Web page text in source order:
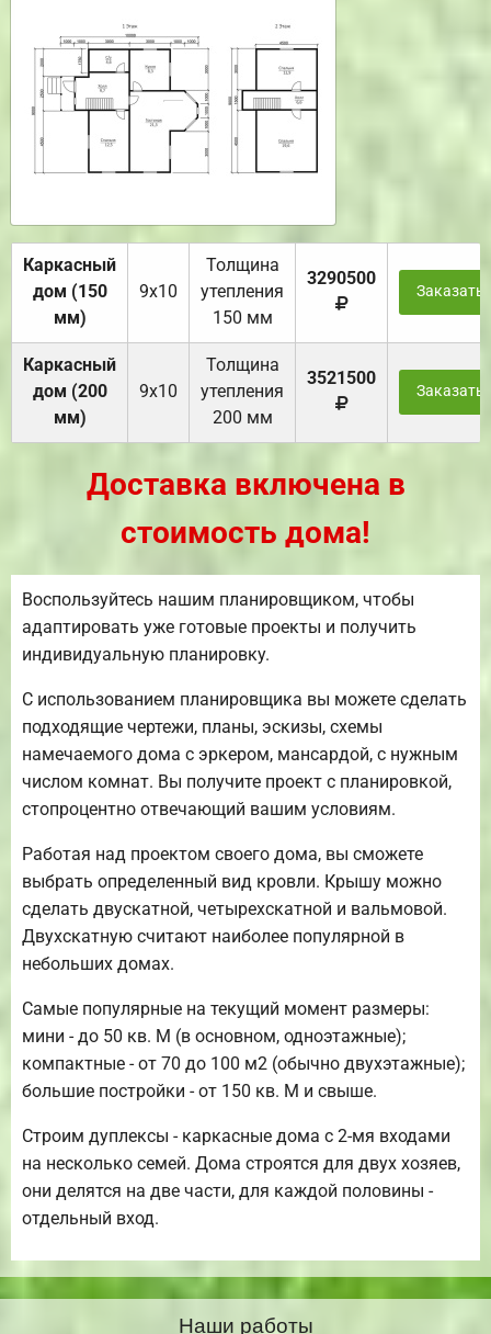
Каркасный
дом (150
мм)
9х10
Толщина
утепления
150 мм
3290500
Заказать
Каркасный
дом (200
мм)
9х10
Толщина
утепления
200 мм
3521500
Заказать
Доставка включена в
стоимость дома!
Воспользуйтесь нашим планировщиком, чтобы
адаптировать уже готовые проекты и получить
индивидуальную планировку.
С использованием планировщика вы можете сделать
подходящие чертежи, планы, эскизы, схемы
намечаемого дома с эркером, мансардой, с нужным
числом комнат. Вы получите проект с планировкой,
стопроцентно отвечающий вашим условиям.
Работая над проектом своего дома, вы сможете
выбрать определенный вид кровли. Крышу можно
сделать двускатной, четырехскатной и вальмовой.
Двухскатную считают наиболее популярной в
небольших домах.
Самые популярные на текущий момент размеры:
мини - до 50 кв. М (в основном, одноэтажные);
компактные - от 70 до 100 м2 (обычно двухэтажные);
большие постройки - от 150 кв. М и свыше.
Строим дуплексы - каркасные дома с 2-мя входами
на несколько семей. Дома строятся для двух хозяев,
они делятся на две части, для каждой половины -
отдельный вход.
Наши работы